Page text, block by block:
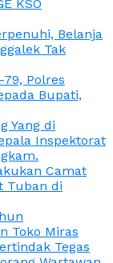
KSO
Belanja
Tak
Polres
Bupati,
Yang di
Inspektorat
Camat
Tuban di
Toko Miras
Tegas